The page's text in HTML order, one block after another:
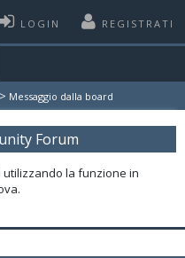
LOGIN REGISTRATI
> Messaggio dalla board
Forum
la funzione in